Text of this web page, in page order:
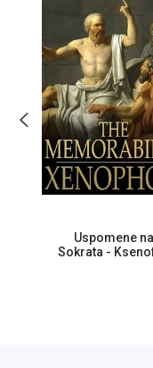
Uspomene na
Sokrata -